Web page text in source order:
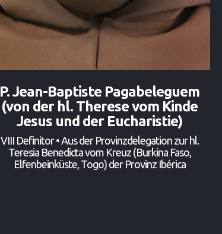
P. Jean-Baptiste Pagabeleguem
(von der hl. Therese vom Kinde
Jesus und der Eucharistie)
VIII Definitor • Aus der Provinzdelegation zur hl.
Teresia Benedicta vom Kreuz (Burkina Faso,
Elfenbeinküste, Togo) der Provinz Ibérica